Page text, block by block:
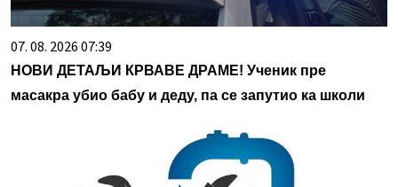
07. 08. 2026 07:39
НОВИ ДЕТАЉИ КРВАВЕ ДРАМЕ! Ученик пре
масакра убио бабу и деду, па се запутио ка школи